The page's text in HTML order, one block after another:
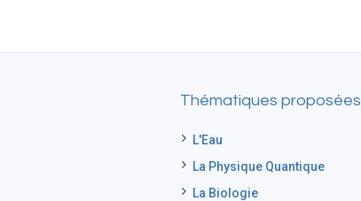
Thématiques proposées
L'Eau
La Physique Quantique
La Biologie